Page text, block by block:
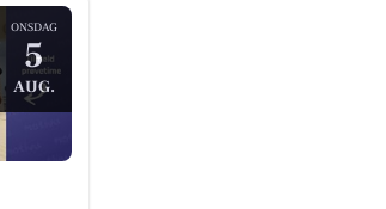
ONSDAG
5
AUG.